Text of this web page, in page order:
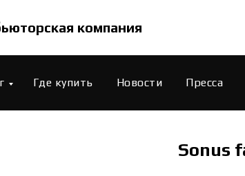
компания
Где купить Новости Пресса
Sonus